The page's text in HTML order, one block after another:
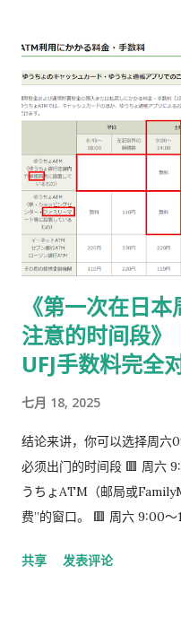
载 PDF（不是费用说明页
https://www.moj.go.jp/
填写： 右上角： 申请受理
入印紙贴付栏」内： 贴
张 不重叠、不消印 📌 5,500
后提交的在留期间更新 /
パック】 可以使用： 青色
或红色：レターパックプ
パック： 提前写好“收件人
要封口 可 对折一次 （标准
ク」， 没有指定必须 Plus
易书留】寄给入管 把以下 3
手数料纳付书（已贴印纸）
ーパック（对折） 信封要
入管、邮局 没有尺寸指定
件人（左上或背面）： 可
《第一次在日
注意的时间段
UFJ手数料完全
七月 18, 2025
结论来讲，你可以选择周六
必须出门的时间段 🟥 周六
うちょATM（邮局或
费”的窗口。 🟥 周六 9:00
能找到免费的。
共享 发表评论